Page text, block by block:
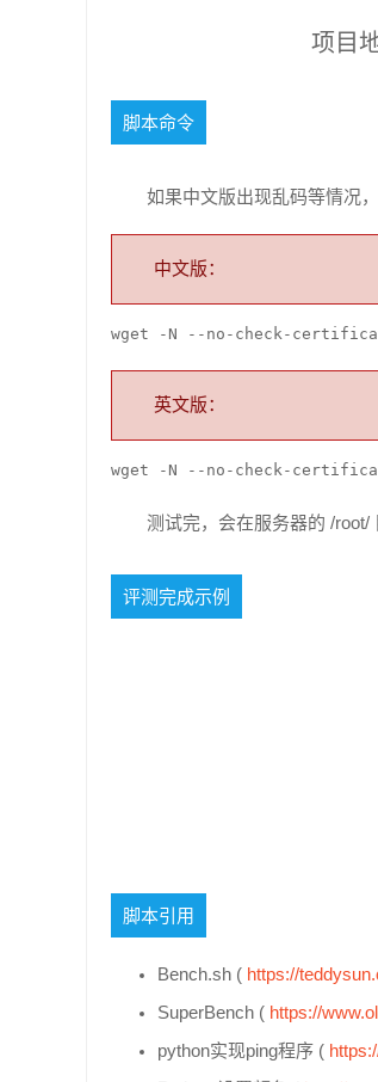
项目
脚本命令
如果中文版出现乱码等情况
中文版：
wget -N --no-check-
英文版：
wget -N --no-check-
测试完，会在服务器的 /root/
评测完成示例
脚本引用
Bench.sh ( https://
SuperBench ( https://
python实现ping程序 (